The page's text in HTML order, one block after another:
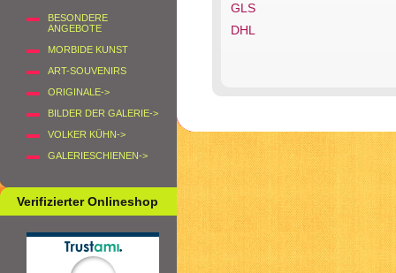
BESONDERE
ANGEBOTE
MORBIDE KUNST
ART-SOUVENIRS
ORIGINALE->
BILDER DER GALERIE->
VOLKER KÜHN->
GALERIESCHIENEN->
Verifizierter Onlineshop
GLS
DHL